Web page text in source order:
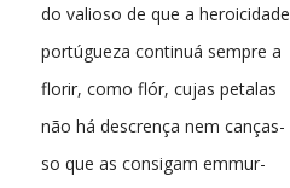
do valioso de que a heroicidade
portúgueza continuá sempre a
florir, como flór, cujas petalas
não há descrença nem canças-
so que as consigam emmur-